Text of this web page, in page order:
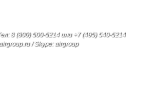
8 (800) 500-5214 или +7 (495) 540-5214
/ Skype: airgroup